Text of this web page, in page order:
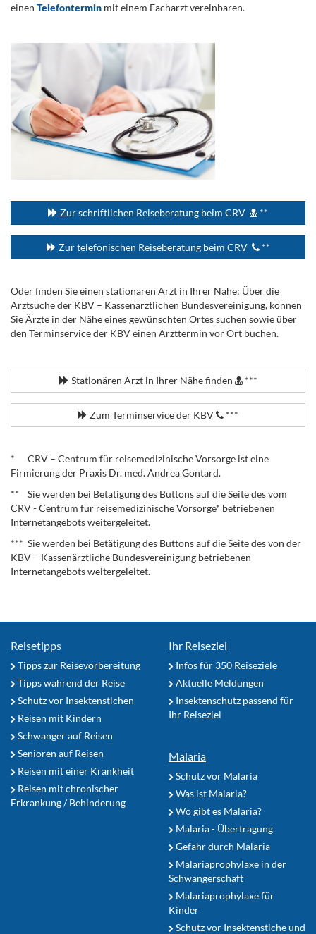
einen Telefontermin mit einem Facharzt vereinbaren.
Zur schriftlichen Reiseberatung beim CRV **
Zur telefonischen Reiseberatung beim CRV **
Oder finden Sie einen stationären Arzt in Ihrer Nähe: Über die
Arztsuche der KBV – Kassenärztlichen Bundesvereinigung, können
Sie Ärzte in der Nähe eines gewünschten Ortes suchen sowie über
den Terminservice der KBV einen Arzttermin vor Ort buchen.
Stationären Arzt in Ihrer Nähe finden ***
Zum Terminservice der KBV ***
* CRV – Centrum für reisemedizinische Vorsorge ist eine
Firmierung der Praxis Dr. med. Andrea Gontard.
** Sie werden bei Betätigung des Buttons auf die Seite des vom
CRV - Centrum für reisemedizinische Vorsorge* betriebenen
Internetangebots weitergeleitet.
*** Sie werden bei Betätigung des Buttons auf die Seite des von der
KBV – Kassenärztliche Bundesvereinigung betriebenen
Internetangebots weitergeleitet.
Reisetipps
Tipps zur Reisevorbereitung
Tipps während der Reise
Schutz vor Insektenstichen
Reisen mit Kindern
Schwanger auf Reisen
Senioren auf Reisen
Reisen mit einer Krankheit
Reisen mit chronischer
Erkrankung / Behinderung
Ihr Reiseziel
Infos für 350 Reiseziele
Aktuelle Meldungen
Insektenschutz passend für
Ihr Reiseziel
Malaria
Schutz vor Malaria
Was ist Malaria?
Wo gibt es Malaria?
Malaria - Übertragung
Gefahr durch Malaria
Malariaprophylaxe in der
Schwangerschaft
Malariaprophylaxe für
Kinder
Schutz vor Insektenstiche und